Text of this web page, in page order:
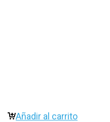
Añadir al carrito